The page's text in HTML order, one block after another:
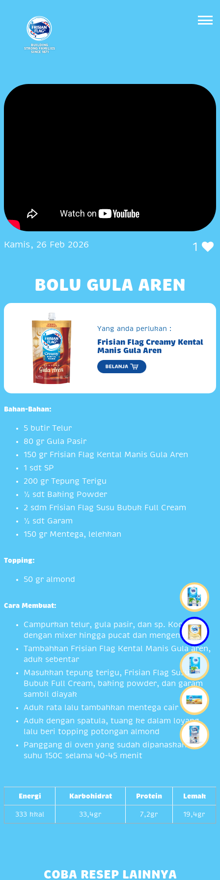
BUILDING
STRONG FAMILIES
SINCE 1871
Kamis, 26 Feb 2026 1
BOLU GULA AREN
Yang anda perlukan :
Frisian Flag Creamy Kental
Manis Gula Aren
Bahan-Bahan:
5 butir Telur
80 gr Gula Pasir
150 gr Frisian Flag Kental Manis Gula Aren
1 sdt SP
200 gr Tepung Terigu
½ sdt Baking Powder
2 sdm Frisian Flag Susu Bubuk Full Cream
½ sdt Garam
150 gr Mentega, lelehkan
Topping:
50 gr almond
Cara Membuat:
Campurkan telur, gula pasir, dan sp. Kocok
dengan mixer hingga pucat dan mengembang
Tambahkan Frisian Flag Kental Manis Gula aren,
aduk sebentar
Masukkan tepung terigu, Frisian Flag Susu
Bubuk Full Cream, baking powder, dan garam
sambil diayak
Aduk rata lalu tambahkan mentega cair
Aduk dengan spatula, tuang ke dalam loyang,
lalu beri topping potongan almond
Panggang di oven yang sudah dipanaskan di
suhu 150C selama 40-45 menit
Energi Karbohidrat Protein Lemak
333 kkal 33,4gr 7,2gr 19,4gr
COBA RESEP LAINNYA